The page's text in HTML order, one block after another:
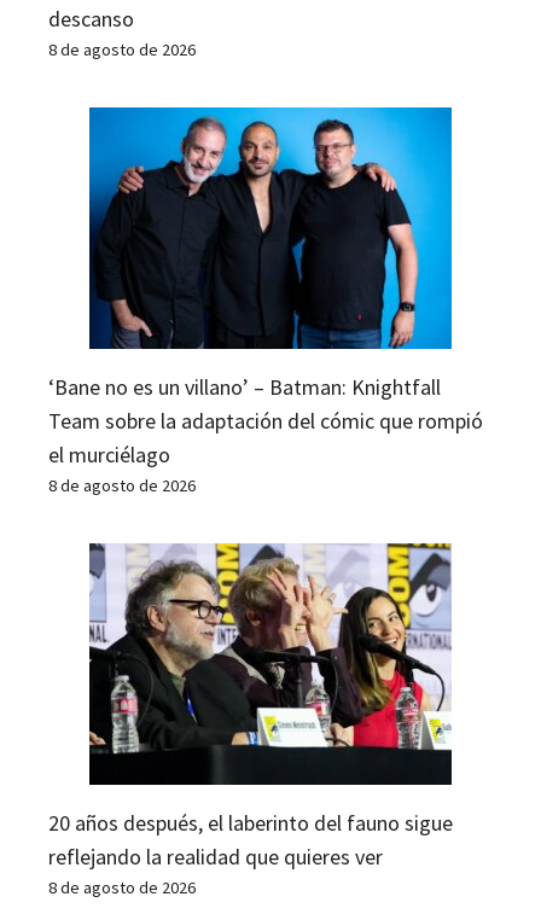
descanso
8 de agosto de 2026
‘Bane no es un villano’ – Batman: Knightfall
Team sobre la adaptación del cómic que rompió
el murciélago
8 de agosto de 2026
20 años después, el laberinto del fauno sigue
reflejando la realidad que quieres ver
8 de agosto de 2026